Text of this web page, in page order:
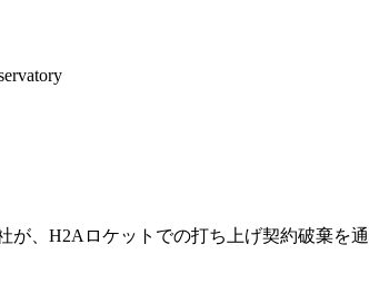
が、H2Aロケットでの打ち上げ契約破棄を